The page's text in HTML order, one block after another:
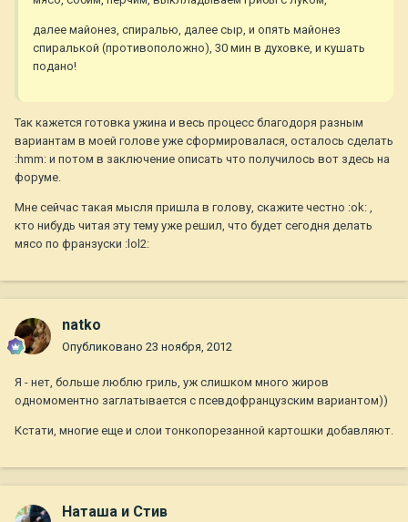
далее майонез, спиралью, далее сыр, и опять майонез
спиралькой (противоположно), 30 мин в духовке, и кушать
подано!
Так кажется готовка ужина и весь процесс благодоря разным
вариантам в моей голове уже сформировалася, осталось сделать
:hmm: и потом в заключение описать что получилось вот здесь на
форуме.
Мне сейчас такая мысля пришла в голову, скажите честно :ok: ,
кто нибудь читая эту тему уже решил, что будет сегодня делать
мясо по франзуски :lol2:
natko
Опубликовано 23 ноября, 2012
Я - нет, больше люблю гриль, уж слишком много жиров
одномоментно заглатывается с псевдофранцузским вариантом))
Кстати, многие еще и слои тонкопорезанной картошки добавляют.
Наташа и Стив